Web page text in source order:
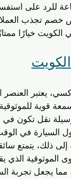
للرد على
تجذب
الكويت خيارًا
يعتبر
قوية
نقل تكون
السيارة في
إلى ذلك، يتمتع
الموثوقية الذي
يجعل تجربة